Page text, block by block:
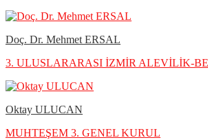
Doç. Dr. Mehmet ERSAL
3. ULUSLARARASI İZMİR ALEVİLİK-
Oktay ULUCAN
MUHTEŞEM 3. GENEL KURUL